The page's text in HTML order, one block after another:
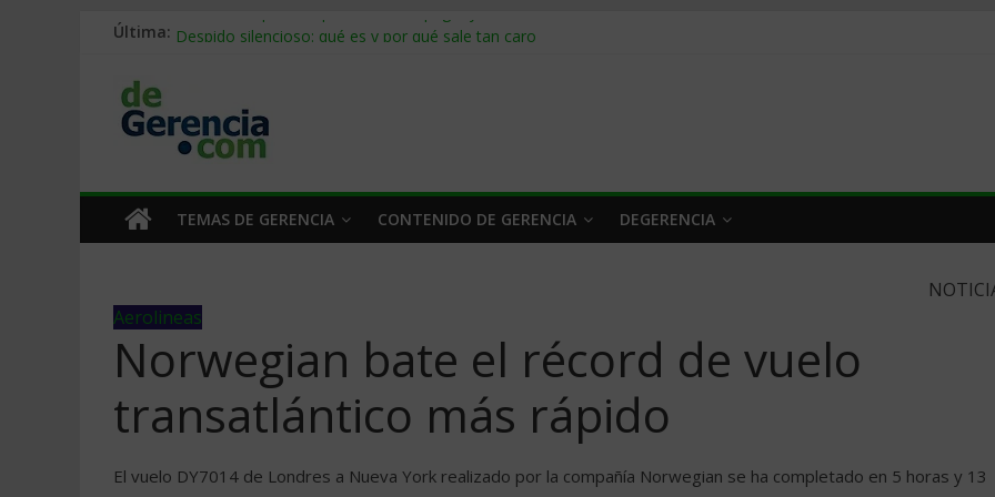
Última: Stablecoins para empresas: cómo pagar y cobrar en 2026
Trabajo forzoso en la cadena de suministro: qué hacer
Mercado hispano de EE. UU.: cómo segmentarlo y venderle
TEMAS DE GERENCIA CONTENIDO DE GERENCIA DEGERENCIA
Aerolineas
Norwegian bate el récord de vuelo
transatlántico más rápido
El vuelo DY7014 de Londres a Nueva York realizado por la compañía Norwegian se ha completado en 5 horas y 13